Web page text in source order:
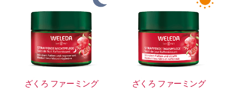
ざくろ ファーミング
ざくろ ファーミング